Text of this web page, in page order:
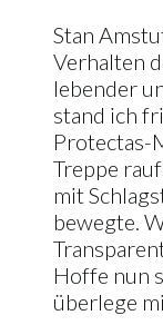
Stan
Verhalten
lebender
stand ich
Protectas-
Treppe
mit
bewegte.
Hoffe nun
überlege